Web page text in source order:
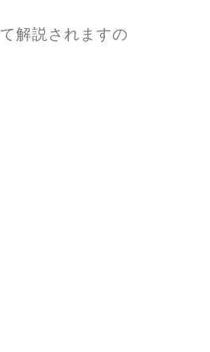
解説されますの